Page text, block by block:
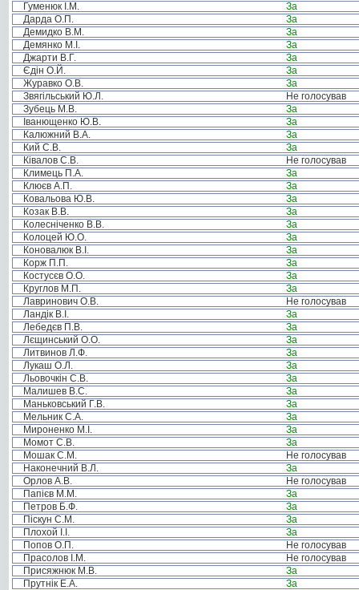
Гуменюк І.М.
За
Дарда О.П.
За
Демидко В.М.
За
Демянко М.І.
За
Джарти В.Г.
За
Єдін О.Й.
За
Журавко О.В.
За
Звягільський Ю.Л.
Не голосував
Зубець М.В.
За
Іванющенко Ю.В.
За
Калюжний В.А.
За
Кий С.В.
За
Ківалов С.В.
Не голосував
Климець П.А.
За
Клюєв А.П.
За
Ковальова Ю.В.
За
Козак В.В.
За
Колесніченко В.В.
За
Колоцей Ю.О.
За
Коновалюк В.І.
За
Корж П.П.
За
Костусєв О.О.
За
Круглов М.П.
За
Лавринович О.В.
Не голосував
Ландік В.І.
За
Лебедєв П.В.
За
Лєщинський О.О.
За
Литвинов Л.Ф.
За
Лукаш О.Л.
За
Льовочкін С.В.
За
Малишев В.С.
За
Маньковський Г.В.
За
Мельник С.А.
За
Мироненко М.І.
За
Момот С.В.
За
Мошак С.М.
Не голосував
Наконечний В.Л.
За
Орлов А.В.
Не голосував
Папієв М.М.
За
Петров Б.Ф.
За
Піскун С.М.
За
Плохой І.І.
За
Попов О.П.
Не голосував
Прасолов І.М.
Не голосував
Присяжнюк М.В.
За
Прутнік Е.А.
За